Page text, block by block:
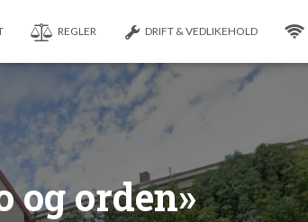
REGLER DRIFT & VEDLIKEHOLD
og orden»